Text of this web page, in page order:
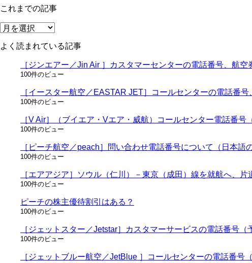
ゴ
リ
ー
これまでの記事
こ
ま
よく読まれている記事
［ジンエアー／Jin Air ］カスタマーセンターの電話番号、航
100件のビュー
［イースター航空／EASTAR JET］コールセンターの電話番
100件のビュー
［V Air］（ブイエア・Vエア・威航）コールセンター電話番号
100件のビュー
［ピーチ航空／peach］問い合わせ電話番号について（日本
100件のビュー
［エアアジア］ソウル（仁川）－東京（成田）線を就航へ、
100件のビュー
ピーチの株主優待割引はある？
100件のビュー
［ジェットスター／Jetstar］カスタマーサービスの電話番号
100件のビュー
［ジェットブルー航空／JetBlue ］コールセンターの電話番号